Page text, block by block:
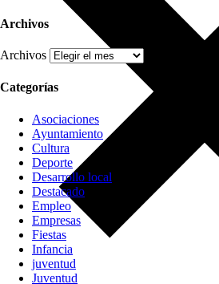
Archivos
Archivos
Categorías
Asociaciones
Ayuntamiento
Cultura
Deporte
Desarrollo local
Destacado
Empleo
Empresas
Fiestas
Infancia
juventud
Juventud